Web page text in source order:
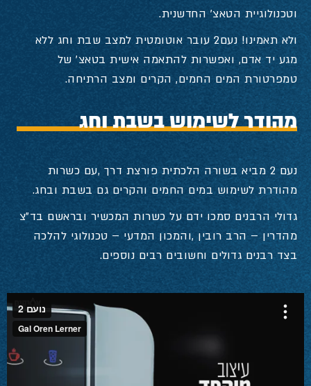
וטכנולוגיית הטאצ’ החדשנית.
ולא תאמינו! נעם2 עובר אוטומטית למצב שבת וחג ללא
מגע יד אדם, ואפשרות להתאמה אישית בטאצ’ של
טמפרטורת המים החמים, הקרים ומצב הרתיחה.
מהודר לשימוש בשבת וחג
‬מהודרת‭ ‬לשימוש‭ ‬במים‭ ‬החמים‭ ‬והקרים‭ ‬גם‭ ‬בשבת‭ ‬ובחג‭.‬
‬בצד‭ ‬רבנים‭ ‬גדולים‭ ‬וחשובים‭ ‬רבים‭ ‬נוספים.